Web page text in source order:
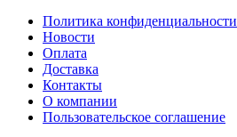
Политика конфиденциальности
Новости
Оплата
Доставка
Контакты
О компании
Пользовательское соглашение